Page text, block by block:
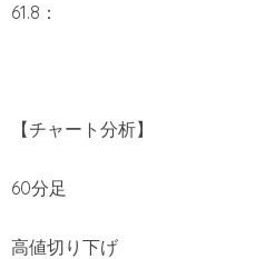
61.8：
【チャート分析】
60分足
高値切り下げ